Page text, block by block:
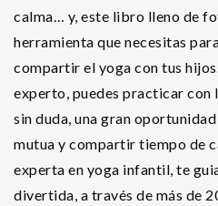
calma… y, este libro lleno de
herramienta que necesitas
compartir el yoga con tus
experto, puedes practicar con
sin duda, una gran
mutua y compartir tiempo de
experta en yoga infantil, te
divertida, a través de más de